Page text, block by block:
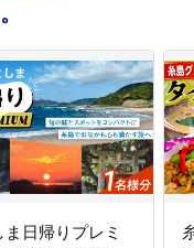
ま日帰りプレミ